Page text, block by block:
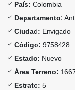
País: Colombia
Departamento:
Ciudad: Envigado
Código: 9758428
Estado: Nuevo
Área Terreno:
Estrato: 5